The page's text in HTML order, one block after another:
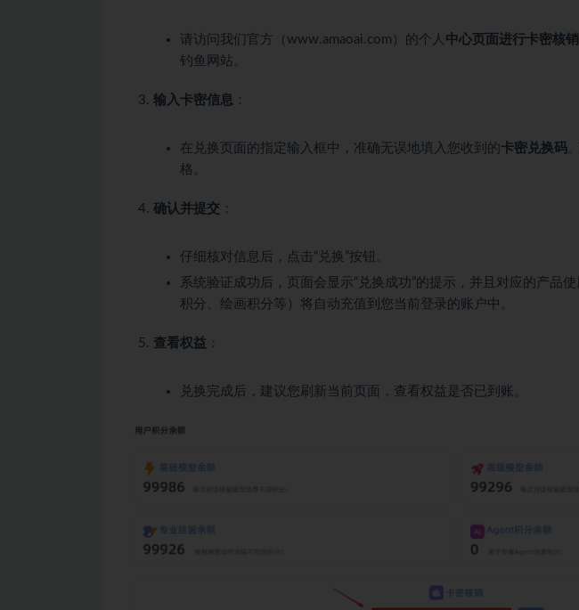
请访问我们官方（www.amaoai.com）的个人 中心页面进行卡密核销
钓鱼网站。
输入卡密信息 ：
在兑换页面的指定输入框中，准确无误地填入您收到的 卡密兑换码
格。
确认并提交 ：
仔细核对信息后，点击“兑换”按钮。
系统验证成功后，页面会显示“兑换成功”的提示，并且对应的产品
积分、绘画积分等）将自动充值到您当前登录的账户中。
查看权益 ：
兑换完成后，建议您刷新当前页面，查看权益是否已到账。